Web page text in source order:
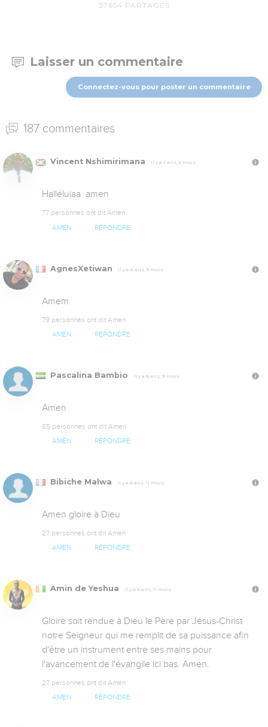
37654 PARTAGES
Laisser un commentaire
Connectez-vous pour poster un commentaire
187 commentaires
Vincent Nshimirimana Il y a 5 ans, 5 mois
Halléluiaa  amen
77 personnes ont dit Amen
AMEN RÉPONDRE
AgnesXetiwan Il y a 6 ans, 3 mois
Amem
79 personnes ont dit Amen
AMEN RÉPONDRE
Pascalina Bambio Il y a 6 ans, 9 mois
Amen
85 personnes ont dit Amen
AMEN RÉPONDRE
Bibiche Malwa Il y a 6 ans, 11 mois
Amen gloire à Dieu
27 personnes ont dit Amen
AMEN RÉPONDRE
Amin de Yeshua Il y a 6 ans, 11 mois
Gloire soit rendue à Dieu le Père par Jésus-Christ
notre Seigneur qui me remplit de sa puissance afin
d'être un instrument entre ses mains pour
l'avancement de l'évangile ici bas. Amen.
27 personnes ont dit Amen
AMEN RÉPONDRE